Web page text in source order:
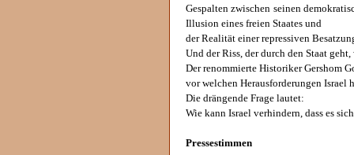
Gespalten zwischen seinen
Illusion eines freien Staates und
der Realität einer repressiven
Und der Riss, der durch den Staat
Der renommierte Historiker Gershom
vor welchen Herausforderungen Israel
Die drängende Frage lautet:
Wie kann Israel verhindern, dass es
Pressestimmen